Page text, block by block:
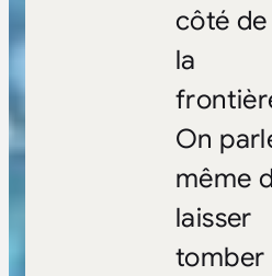
côté de
la
On
même
laisser
tomber